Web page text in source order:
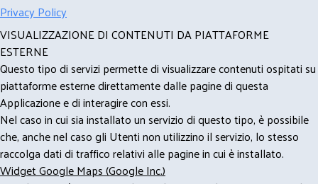
Privacy Policy
VISUALIZZAZIONE DI CONTENUTI DA PIATTAFORME
ESTERNE
Questo tipo di servizi permette di visualizzare contenuti ospitati su
piattaforme esterne direttamente dalle pagine di questa
Applicazione e di interagire con essi.
Nel caso in cui sia installato un servizio di questo tipo, è possibile
che, anche nel caso gli Utenti non utilizzino il servizio, lo stesso
raccolga dati di traffico relativi alle pagine in cui è installato.
Widget Google Maps (Google Inc.)